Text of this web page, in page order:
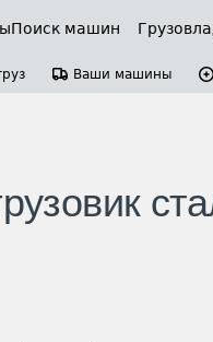
Поиск машин
Ваши машины